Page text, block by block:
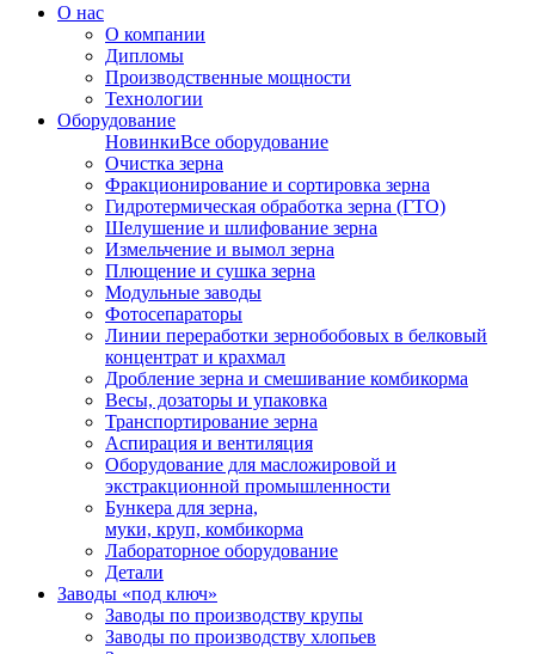
О нас
О компании
Дипломы
Производственные мощности
Технологии
Оборудование
НовинкиВсе оборудование
Очистка зерна
Фракционирование и сортировка зерна
Гидротермическая обработка зерна (ГТО)
Шелушение и шлифование зерна
Измельчение и вымол зерна
Плющение и сушка зерна
Модульные заводы
Фотосепараторы
Линии переработки зернобобовых в белковый
концентрат и крахмал
Дробление зерна и смешивание комбикорма
Весы, дозаторы и упаковка
Транспортирование зерна
Аспирация и вентиляция
Оборудование для масложировой и
экстракционной промышленности
Бункера для зерна,
муки, круп, комбикорма
Лабораторное оборудование
Детали
Заводы «под ключ»
Заводы по производству крупы
Заводы по производству хлопьев